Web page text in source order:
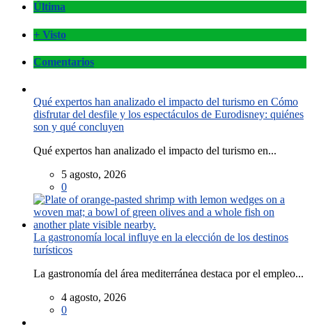
Última
+ Visto
Comentarios
Qué expertos han analizado el impacto del turismo en Cómo
disfrutar del desfile y los espectáculos de Eurodisney: quiénes
son y qué concluyen
Qué expertos han analizado el impacto del turismo en...
5 agosto, 2026
0
La gastronomía local influye en la elección de los destinos
turísticos
La gastronomía del área mediterránea destaca por el empleo...
4 agosto, 2026
0